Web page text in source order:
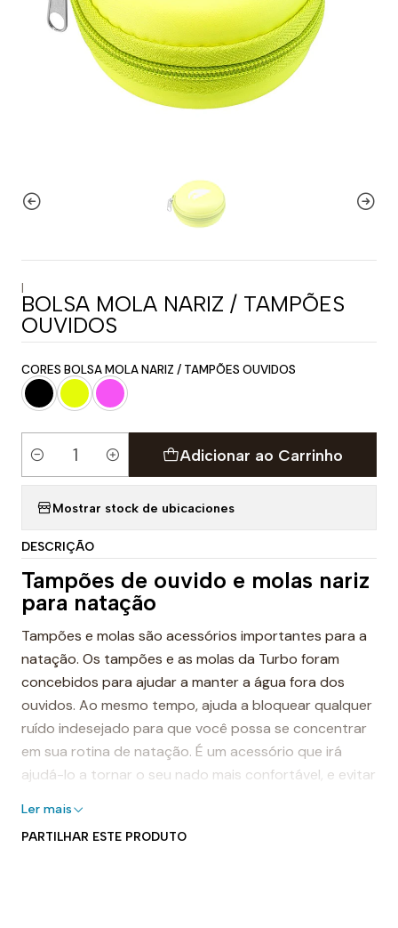
|
BOLSA MOLA NARIZ / TAMPÕES
OUVIDOS
CORES BOLSA MOLA NARIZ / TAMPÕES OUVIDOS
Quantidade
Adicionar ao Carrinho
Mostrar stock de ubicaciones
DESCRIÇÃO
Tampões de ouvido e molas nariz
para natação
Tampões e molas são acessórios importantes para a
natação. Os tampões e as molas da Turbo foram
concebidos para ajudar a manter a água fora dos
ouvidos. Ao mesmo tempo, ajuda a bloquear qualquer
ruído indesejado para que você possa se concentrar
em sua rotina de natação. É um acessório que irá
ajudá-lo a tornar o seu nado mais confortável, e evitar
Ler mais
PARTILHAR ESTE PRODUTO